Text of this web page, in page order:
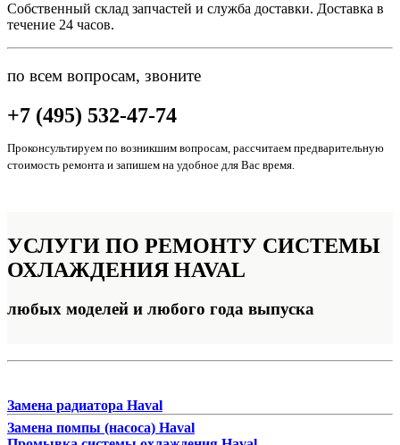
Собственный склад запчастей и служба доставки. Доставка в
течение 24 часов.
по всем вопросам, звоните
+7 (495) 532-47-74
Проконсультируем по возникшим вопросам, рассчитаем предварительную
стоимость ремонта и запишем на удобное для Вас время.
УСЛУГИ ПО РЕМОНТУ СИСТЕМЫ
ОХЛАЖДЕНИЯ HAVAL
любых моделей и любого года выпуска
Замена радиатора Haval
Замена помпы (насоса) Haval